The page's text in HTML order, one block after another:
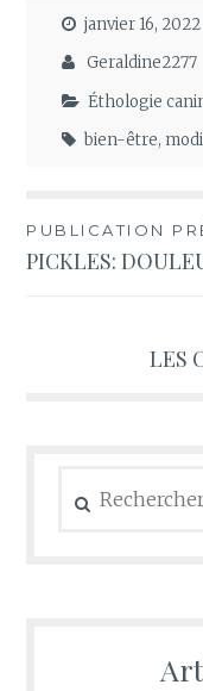
janvier 16, 2022
Geraldine2277
Éthologie
bien-être,
Navigation
de
PUBLICATION
PICKLES:
LES